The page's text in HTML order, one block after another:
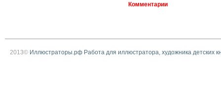
Комментарии
2013© Иллюстраторы.рф Работа для иллюстратора, художника детских